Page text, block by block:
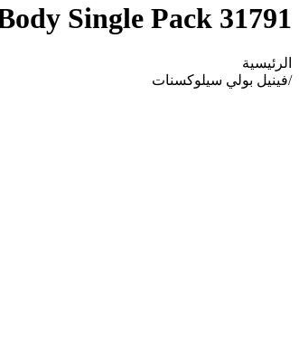
Single Pack 31791
الرئيسية
/فينيل بولي سيلوكسنات